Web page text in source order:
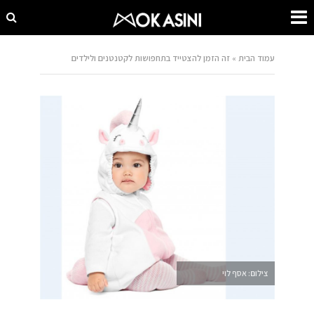
עמוד הבית »זה הזמן להצטייד בתחפושות לקטנטנים ולילדים
צילום: אסף לוי